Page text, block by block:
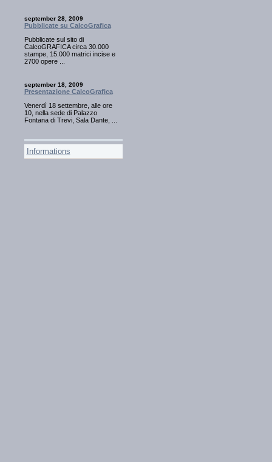
september 28, 2009
Pubblicate su CalcoGrafica
Pubblicate sul sito di
CalcoGRAFICA circa 30.000
stampe, 15.000 matrici incise e
2700 opere ...
september 18, 2009
Presentazione CalcoGrafica
Venerdì 18 settembre, alle ore
10, nella sede di Palazzo
Fontana di Trevi, Sala Dante, ...
Informations